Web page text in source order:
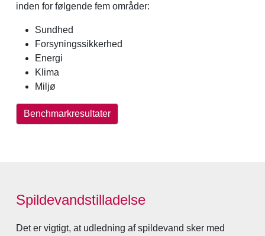
inden for følgende fem områder:
Sundhed
Forsyningssikkerhed
Energi
Klima
Miljø
Benchmarkresultater
Spildevandstilladelse
Det er vigtigt, at udledning af spildevand sker med